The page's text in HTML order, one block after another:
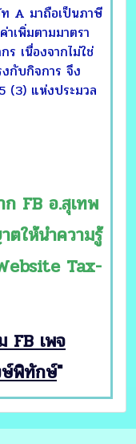
A มาถือเป็นภาษี
เพิ่มตามมาตรา
เนื่องจากไม่ใช่
กับกิจการ จึง
(3) แห่งประมวล
FB อ.สุเทพ
ให้นำความรู้
Tax-
FB เพจ
ษ์พิทักษ์"